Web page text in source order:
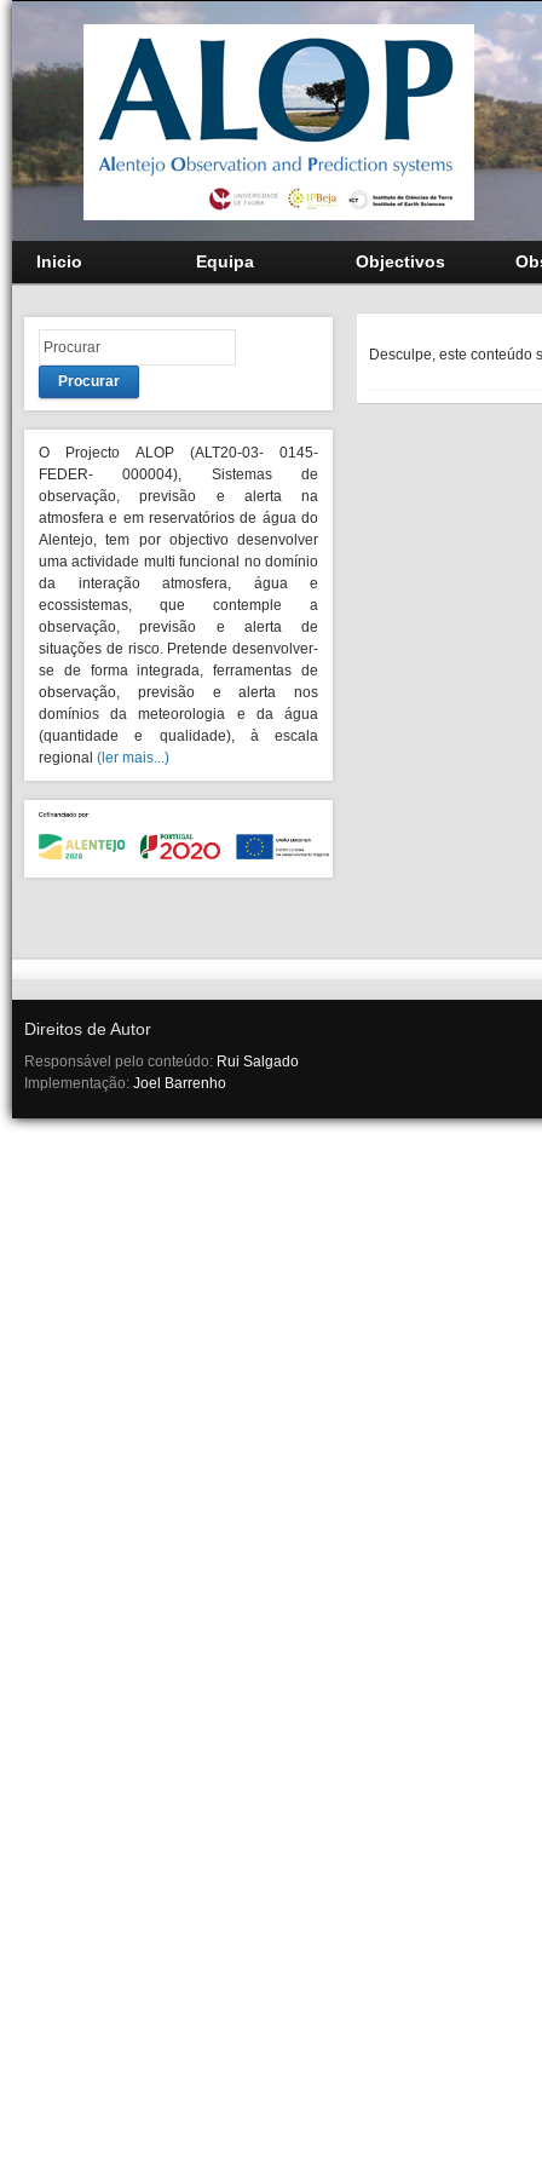
Inicio Equipa Objectivos
Procurar
O Projecto ALOP (ALT20-03- 0145-
FEDER- 000004), Sistemas de
observação, previsão e alerta na
atmosfera e em reservatórios de água do
Alentejo, tem por objectivo desenvolver
uma actividade multi funcional no domínio
da interação atmosfera, água e
ecossistemas, que contemple a
observação, previsão e alerta de
situações de risco. Pretende desenvolver-
se de forma integrada, ferramentas de
observação, previsão e alerta nos
domínios da meteorologia e da água
(quantidade e qualidade), à escala
regional (ler mais...)
Desculpe, este conteúdo
Direitos de Autor
Responsável pelo conteúdo: Rui Salgado
Implementação: Joel Barrenho